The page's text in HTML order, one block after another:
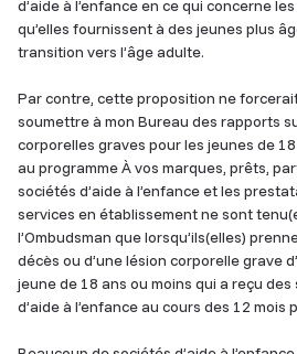
d’aide à l’enfance en ce qui concerne
qu’elles fournissent à des jeunes plus
transition vers l’âge adulte.
Par contre, cette proposition ne
soumettre à mon Bureau des rapports
corporelles graves pour les jeunes de
au programme À vos marques, prêts,
sociétés d’aide à l’enfance et les
services en établissement ne sont
l’Ombudsman que lorsqu’ils(elles)
décès ou d’une lésion corporelle grave
jeune de 18 ans ou moins qui a reçu des
d’aide à l’enfance au cours des 12 mois